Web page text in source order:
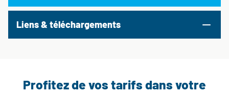
Liens & téléchargements
Profitez de vos tarifs dans votre